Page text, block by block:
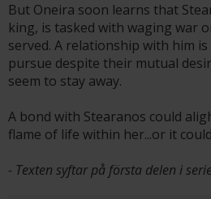
But Oneira soon learns that
king, is tasked with waging war
served. A relationship with him
pursue despite their mutual
seem to stay away.
A bond with Stearanos could
flame of life within her...or it
- Texten syftar på första delen i